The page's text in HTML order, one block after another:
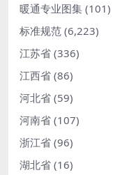
暖通专业图集 (101)
标准规范 (6,223)
江苏省 (336)
江西省 (86)
河北省 (59)
河南省 (107)
浙江省 (96)
湖北省 (16)